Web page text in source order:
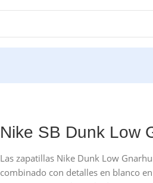
Nike SB Dunk Low
Las zapatillas Nike Dunk Low
combinado con detalles en blanco